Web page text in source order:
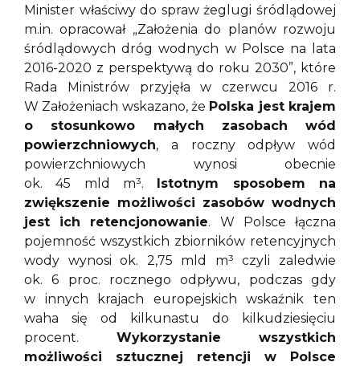
Minister właściwy do spraw żeglugi śródlądowej
m.in. opracował „Założenia do planów rozwoju
śródlądowych dróg wodnych w Polsce na lata
2016-2020 z perspektywą do roku 2030”, które
Rada Ministrów przyjęła w czerwcu 2016 r.
W Założeniach wskazano, że Polska jest krajem
o stosunkowo małych zasobach wód
powierzchniowych, a roczny odpływ wód
powierzchniowych wynosi obecnie
ok. 45 mld m³.
Istotnym sposobem na
zwiększenie możliwości zasobów wodnych
jest ich retencjonowanie. W Polsce łączna
pojemność wszystkich zbiorników retencyjnych
wody wynosi ok. 2,75 mld m³ czyli zaledwie
ok. 6 proc. rocznego odpływu, podczas gdy
w innych krajach europejskich wskaźnik ten
waha się od kilkunastu do kilkudziesięciu
procent. Wykorzystanie wszystkich
możliwości sztucznej retencji w Polsce